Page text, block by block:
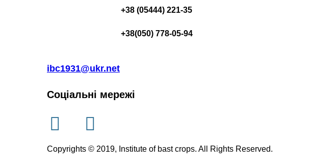
+38 (05444) 221-35
+38(050) 778-05-94
ibc1931@ukr.net
Соціальні мережі
Copyrights © 2019, Institute of bast crops. All Rights Reserved.